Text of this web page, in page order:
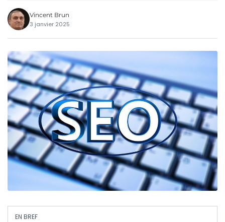
Vincent Brun
3 janvier 2025
EN BREF